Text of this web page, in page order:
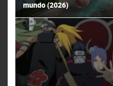
mundo (2026)